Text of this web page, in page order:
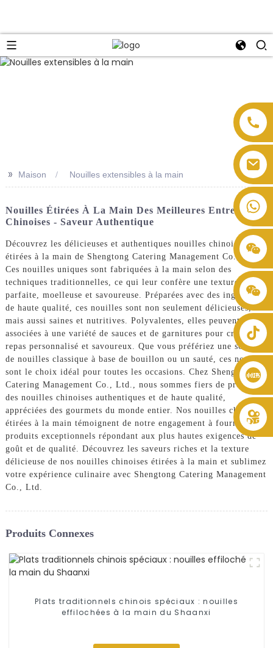
+86 8619946512999
>> Maison Nouilles extensibles à la main
Nouilles Étirées À La Main Des Meilleures Entreprises
Chinoises - Saveur Authentique
Découvrez les délicieuses et authentiques nouilles chinoises
étirées à la main de Shengtong Catering Management Co., Ltd.
Ces nouilles uniques sont fabriquées à la main selon des
techniques traditionnelles, ce qui leur confère une texture
parfaite, moelleuse et savoureuse. Préparées avec des ingrédients
de haute qualité, ces nouilles sont non seulement délicieuses,
mais aussi saines et nutritives. Polyvalentes, elles peuvent être
associées à une variété de sauces et de garnitures pour créer un
repas personnalisé et savoureux. Que vous préfériez une soupe
de nouilles classique à base de bouillon ou un sauté, ces nouilles
sont le choix idéal pour toutes les occasions. Chez Shengtong
Catering Management Co., Ltd., nous sommes fiers de produire
des nouilles chinoises authentiques et de haute qualité,
appréciées des gourmets du monde entier. Nos nouilles chinoises
étirées à la main témoignent de notre engagement à fournir des
produits exceptionnels répondant aux plus hautes exigences de
goût et de qualité. Découvrez les saveurs riches et la texture
délicieuse de nos nouilles chinoises étirées à la main et sublimez
votre expérience culinaire avec Shengtong Catering Management
Co., Ltd.
Produits Connexes
Plats traditionnels chinois spéciaux : nouilles
effilochées à la main du Shaanxi